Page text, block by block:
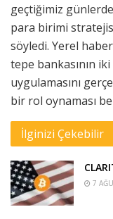
geçtiğimiz
para birimi
söyledi. Yerel
tepe bankasının iki
uygulamasını
bir rol oynaması
İlginizi Çekebilir
7